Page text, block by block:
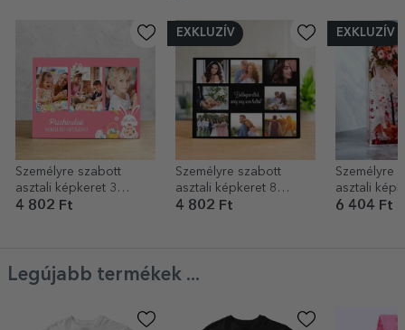
Személyre szabott
asztali képkeret 3
fotóval és szöveggel
4 802 Ft
EXKLUZÍV
Személyre szabott
asztali képkeret 8
fotóval és szöveggel –
4 802 Ft
EXKLUZÍV
Személyre
asztali
szívekkel
6 404 Ft
Legújabb termékek ...